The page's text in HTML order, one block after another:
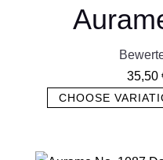
35,50
CHOOSE